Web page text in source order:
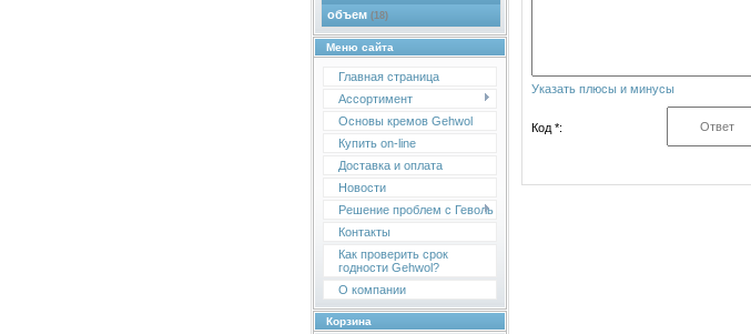
объем (18)
Меню сайта
Главная страница
Ассортимент
Основы кремов Gehwol
Купить on-line
Доставка и оплата
Новости
Решение проблем с Геволь
Контакты
Как проверить срок
годности Gehwol?
О компании
Корзина
Указать плюсы и минусы
Код *: